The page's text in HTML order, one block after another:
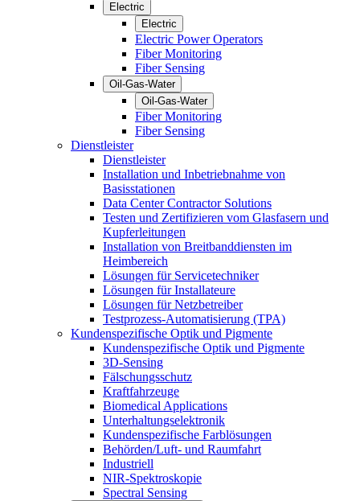
Electric
Electric
Electric Power Operators
Fiber Monitoring
Fiber Sensing
Oil-Gas-Water
Oil-Gas-Water
Fiber Monitoring
Fiber Sensing
Dienstleister
Dienstleister
Installation und Inbetriebnahme von
Basisstationen
Data Center Contractor Solutions
Testen und Zertifizieren vom Glasfasern und
Kupferleitungen
Installation von Breitbanddiensten im
Heimbereich
Lösungen für Servicetechniker
Lösungen für Installateure
Lösungen für Netzbetreiber
Testprozess-Automatisierung (TPA)
Kundenspezifische Optik und Pigmente
Kundenspezifische Optik und Pigmente
3D-Sensing
Fälschungsschutz
Kraftfahrzeuge
Biomedical Applications
Unterhaltungselektronik
Kundenspezifische Farblösungen
Behörden/Luft- und Raumfahrt
Industriell
NIR-Spektroskopie
Spectral Sensing